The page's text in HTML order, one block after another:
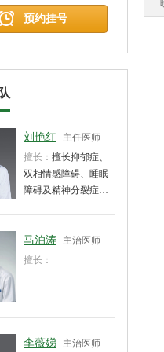
预约挂号
刘艳红
主任医师
擅长： 擅长抑郁症、
双相情感障碍、睡眠
障碍及精神分裂症的
马泊涛
主治医师
擅长：
李薇娣 主治医师